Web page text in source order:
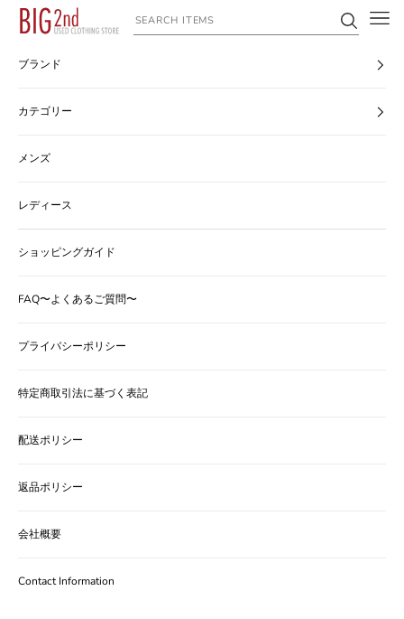
コンテンツへスキップ
ヴィンテージ古着のオンライン通販なら【公式】古着屋BIG2nd
ブランド
カテゴリー
メンズ
レディース
ショッピングガイド
FAQ〜よくあるご質問〜
プライバシーポリシー
特定商取引法に基づく表記
配送ポリシー
返品ポリシー
会社概要
Contact Information